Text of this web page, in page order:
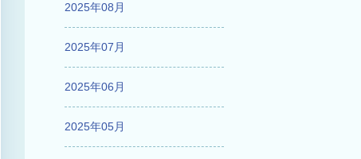
2025年08月
2025年07月
2025年06月
2025年05月